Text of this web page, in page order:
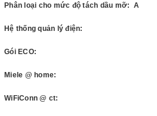
Phân loại cho mức độ tách dầu mỡ: A
Hệ thống quản lý điện:
Gói ECO:
Miele @ home:
WiFiConn @ ct: